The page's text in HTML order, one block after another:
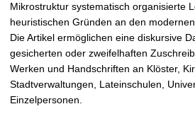
Mikrostruktur systematisch organisierte
heuristischen Gründen an den
Die Artikel ermöglichen eine diskursive
gesicherten oder zweifelhaften
Werken und Handschriften an Klöster,
Stadtverwaltungen, Lateinschulen,
Einzelpersonen.